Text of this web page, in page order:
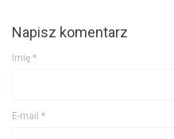
Napisz komentarz
Imię *
E-mail *